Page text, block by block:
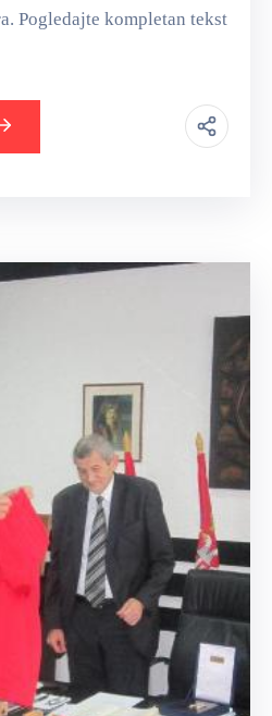
Pogledajte kompletan tekst